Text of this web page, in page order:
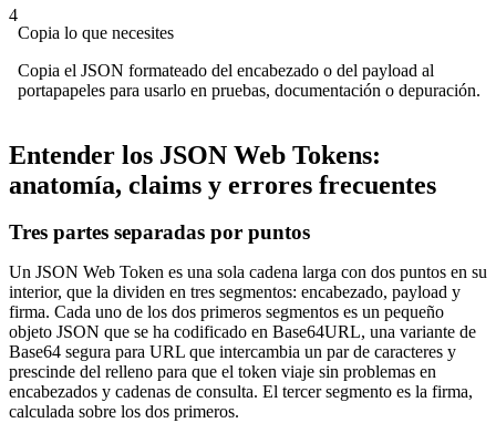
4
Copia lo que necesites
Copia el JSON formateado del encabezado o del payload al
portapapeles para usarlo en pruebas, documentación o depuración.
Entender los JSON Web Tokens:
anatomía, claims y errores frecuentes
Tres partes separadas por puntos
Un JSON Web Token es una sola cadena larga con dos puntos en su
interior, que la dividen en tres segmentos: encabezado, payload y
firma. Cada uno de los dos primeros segmentos es un pequeño
objeto JSON que se ha codificado en Base64URL, una variante de
Base64 segura para URL que intercambia un par de caracteres y
prescinde del relleno para que el token viaje sin problemas en
encabezados y cadenas de consulta. El tercer segmento es la firma,
calculada sobre los dos primeros.